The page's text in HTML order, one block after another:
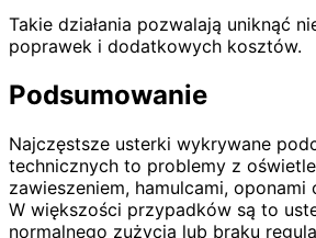
Takie działania pozwalają uniknąć
poprawek i dodatkowych kosztów.
Podsumowanie
Najczęstsze usterki wykrywane
technicznych to problemy z
zawieszeniem, hamulcami, oponami
W większości przypadków są to
normalnego zużycia lub braku